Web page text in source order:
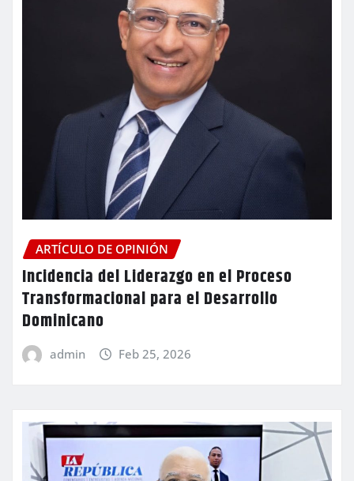
ARTÍCULO DE OPINIÓN
Incidencia del Liderazgo en el Proceso
Transformacional para el Desarrollo
Dominicano
admin Feb 25, 2026